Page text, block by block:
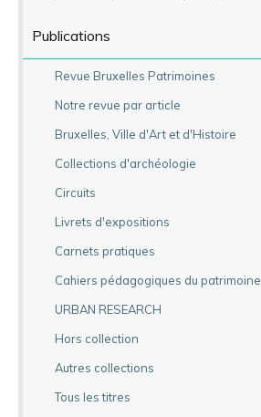
Publications
Revue Bruxelles Patrimoines
Notre revue par article
Bruxelles, Ville d'Art et d'Histoire
Collections d'archéologie
Circuits
Livrets d'expositions
Carnets pratiques
Cahiers pédagogiques du patrimoine
URBAN RESEARCH
Hors collection
Autres collections
Tous les titres